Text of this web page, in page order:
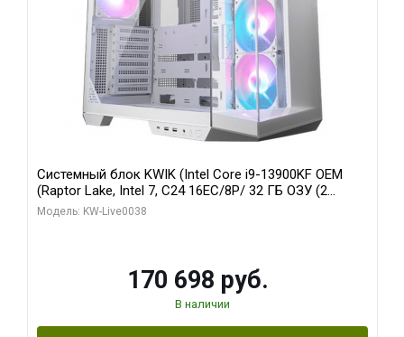
Системный блок KWIK (Intel Core i9-13900KF OEM
(Raptor Lake, Intel 7, C24 16EC/8P/ 32 ГБ ОЗУ (2
модуля)/ Gigabyte RX9070XT GAMING OC 16GB GDDR6
Модель: KW-Live0038
170 698 руб.
В наличии